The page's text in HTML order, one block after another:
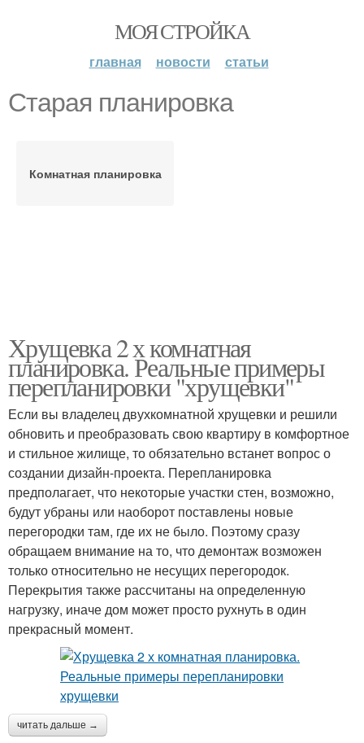
МОЯ СТРОЙКА
главная новости статьи
Старая планировка
Комнатная планировка
Хрущевка 2 х комнатная
планировка. Реальные примеры
перепланировки "хрущевки"
Если вы владелец двухкомнатной хрущевки и решили
обновить и преобразовать свою квартиру в комфортное
и стильное жилище, то обязательно встанет вопрос о
создании дизайн-проекта. Перепланировка
предполагает, что некоторые участки стен, возможно,
будут убраны или наоборот поставлены новые
перегородки там, где их не было. Поэтому сразу
обращаем внимание на то, что демонтаж возможен
только относительно не несущих перегородок.
Перекрытия также рассчитаны на определенную
нагрузку, иначе дом может просто рухнуть в один
прекрасный момент.
читать дальше →